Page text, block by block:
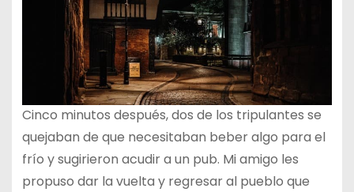
Cinco minutos después, dos de los tripulantes se
quejaban de que necesitaban beber algo para el
frío y sugirieron acudir a un pub. Mi amigo les
propuso dar la vuelta y regresar al pueblo que